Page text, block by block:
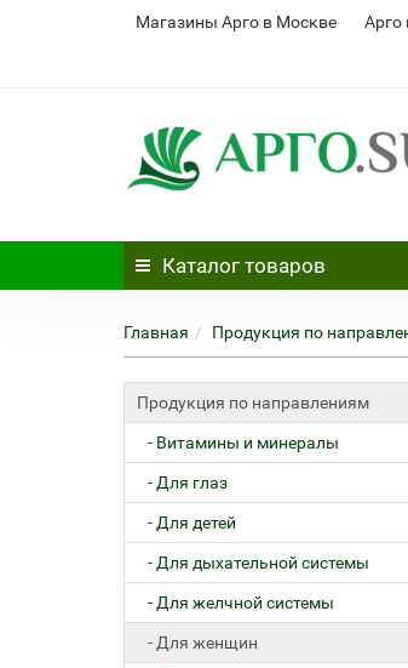
Магазины Арго в Москве Арго
Каталог товаров
Главная Продукция по
Продукция по направлениям
- Витамины и минералы
- Для глаз
- Для детей
- Для дыхательной системы
- Для желчной системы
- Для женщин